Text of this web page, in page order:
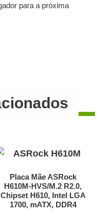
para a próxima
Placa Mãe ASRock
H610M-HVS/M.2 R2.0,
Chipset H610, Intel LGA
1700, mATX, DDR4